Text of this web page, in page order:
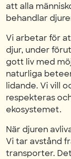
att alla
behandlar
Vi arbetar för
djur, under
gott liv med
naturliga
lidande. Vi vill
respekteras
ekosystemet.
När djuren
Vi tar avstånd
transporter.